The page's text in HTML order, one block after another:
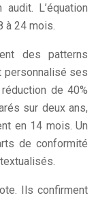
L’équation
à 24 mois.
des patterns
personnalisé ses
de 40%
sur deux ans,
en 14 mois. Un
de conformité
Ils confirment